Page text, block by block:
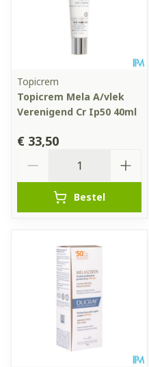
Topicrem
Topicrem Mela A/vlek
Verenigend Cr Ip50 40ml
€ 33,50
Bestel